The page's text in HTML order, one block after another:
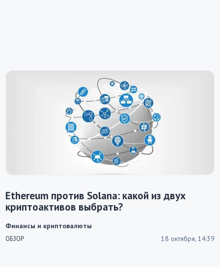
Ethereum против Solana: какой из двух
криптоактивов выбрать?
ОБЗОР 18 октября, 14:39
Финансы и криптовалюты